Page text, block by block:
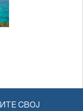
СВОЈ